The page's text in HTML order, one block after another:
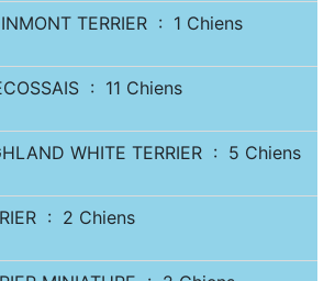
TERRIER : 1 Chiens
: 11 Chiens
WHITE TERRIER : 5 Chiens
: 2 Chiens